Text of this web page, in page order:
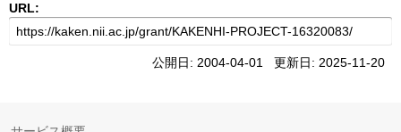
URL:
公開日: 2004-04-01 更新日: 2025-11-20